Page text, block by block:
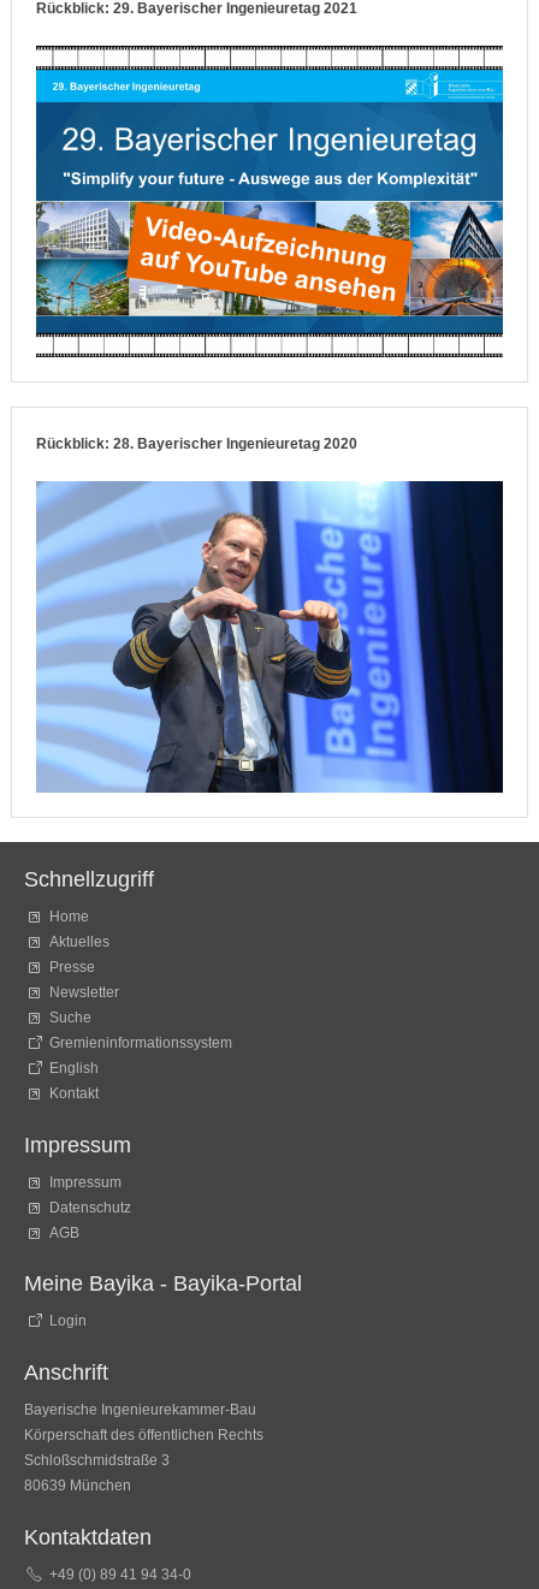
Rückblick: 29. Bayerischer Ingenieuretag 2021
Rückblick: 28. Bayerischer Ingenieuretag 2020
Schnellzugriff
Home
Aktuelles
Presse
Newsletter
Suche
Gremieninformationssystem
English
Kontakt
Impressum
Impressum
Datenschutz
AGB
Meine Bayika - Bayika-Portal
Login
Anschrift
Bayerische Ingenieurekammer-Bau
Körperschaft des öffentlichen Rechts
Schloßschmidstraße 3
80639 München
Kontaktdaten
+49 (0) 89 41 94 34-0